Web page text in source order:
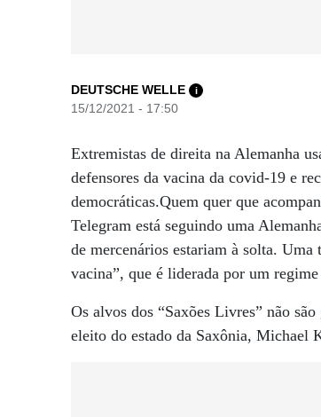
DEUTSCHE WELLE i
15/12/2021 - 17:50
Extremistas de direita na Alemanha
defensores da vacina da covid-19 e
democráticas.Quem quer que
Telegram está seguindo uma
de mercenários estariam à solta. Uma
vacina”, que é liderada por um
Os alvos dos “Saxões Livres” não
eleito do estado da Saxônia, Michael